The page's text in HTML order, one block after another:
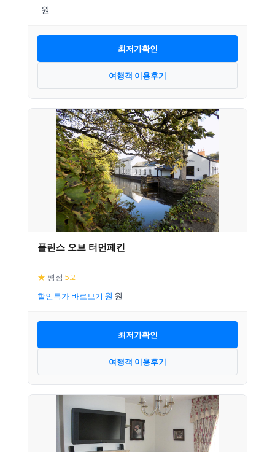
최저가확인
여행객 이용후기
플린스 오브 터먼페킨
★ 평점 5.2
할인특가 바로보기
최저가확인
여행객 이용후기